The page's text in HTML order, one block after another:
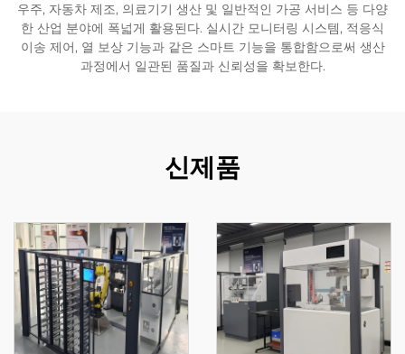
우주, 자동차 제조, 의료기기 생산 및 일반적인 가공 서비스 등 다양
한 산업 분야에 폭넓게 활용된다. 실시간 모니터링 시스템, 적응식
이송 제어, 열 보상 기능과 같은 스마트 기능을 통합함으로써 생산
과정에서 일관된 품질과 신뢰성을 확보한다.
신제품